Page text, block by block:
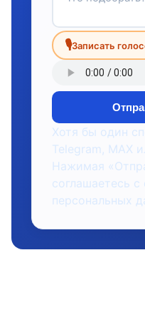
🎙Записать
Хотя бы один
Telegram, MAX
Нажимая
соглашаетесь с
персональных